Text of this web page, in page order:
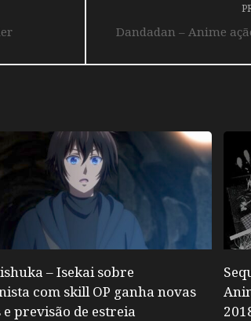
Dandadan – Anime
– Isekai sobre
com skill OP ganha novas
previsão de estreia